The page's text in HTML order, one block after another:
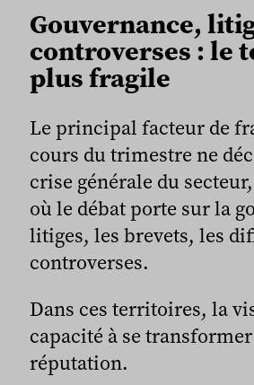
Gouvernance,
controverses : le
plus fragile
Le principal facteur de
cours du trimestre ne
crise générale du
où le débat porte sur la
litiges, les brevets, les
controverses.
Dans ces territoires, la
capacité à se
réputation.